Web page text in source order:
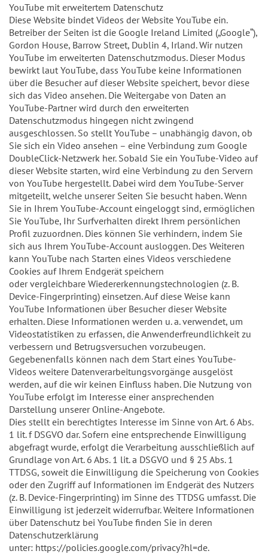
YouTube mit erweitertem Datenschutz
Diese Website bindet Videos der Website YouTube ein.
Betreiber der Seiten ist die Google Ireland Limited („Google“),
Gordon House, Barrow Street, Dublin 4, Irland. Wir nutzen
YouTube im erweiterten Datenschutzmodus. Dieser Modus
bewirkt laut YouTube, dass YouTube keine Informationen
über die Besucher auf dieser Website speichert, bevor diese
sich das Video ansehen. Die Weitergabe von Daten an
YouTube-Partner wird durch den erweiterten
Datenschutzmodus hingegen nicht zwingend
ausgeschlossen. So stellt YouTube – unabhängig davon, ob
Sie sich ein Video ansehen – eine Verbindung zum Google
DoubleClick-Netzwerk her. Sobald Sie ein YouTube-Video auf
dieser Website starten, wird eine Verbindung zu den Servern
von YouTube hergestellt. Dabei wird dem YouTube-Server
mitgeteilt, welche unserer Seiten Sie besucht haben. Wenn
Sie in Ihrem YouTube-Account eingeloggt sind, ermöglichen
Sie YouTube, Ihr Surfverhalten direkt Ihrem persönlichen
Profil zuzuordnen. Dies können Sie verhindern, indem Sie
sich aus Ihrem YouTube-Account ausloggen. Des Weiteren
kann YouTube nach Starten eines Videos verschiedene
Cookies auf Ihrem Endgerät speichern
oder vergleichbare Wiedererkennungstechnologien (z. B.
Device-Fingerprinting) einsetzen. Auf diese Weise kann
YouTube Informationen über Besucher dieser Website
erhalten. Diese Informationen werden u. a. verwendet, um
Videostatistiken zu erfassen, die Anwenderfreundlichkeit zu
verbessern und Betrugsversuchen vorzubeugen.
Gegebenenfalls können nach dem Start eines YouTube-
Videos weitere Datenverarbeitungsvorgänge ausgelöst
werden, auf die wir keinen Einfluss haben. Die Nutzung von
YouTube erfolgt im Interesse einer ansprechenden
Darstellung unserer Online-Angebote.
Dies stellt ein berechtigtes Interesse im Sinne von Art. 6 Abs.
1 lit. f DSGVO dar. Sofern eine entsprechende Einwilligung
abgefragt wurde, erfolgt die Verarbeitung ausschließlich auf
Grundlage von Art. 6 Abs. 1 lit. a DSGVO und § 25 Abs. 1
TTDSG, soweit die Einwilligung die Speicherung von Cookies
oder den Zugriff auf Informationen im Endgerät des Nutzers
(z. B. Device-Fingerprinting) im Sinne des TTDSG umfasst. Die
Einwilligung ist jederzeit widerrufbar. Weitere Informationen
über Datenschutz bei YouTube finden Sie in deren
Datenschutzerklärung
unter: https://policies.google.com/privacy?hl=de.